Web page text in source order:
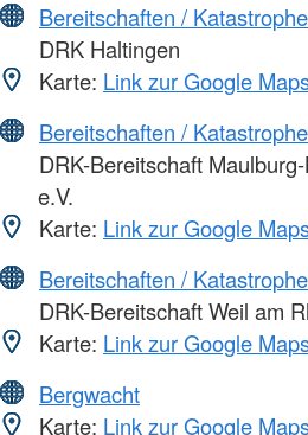
Bereitschaften /
DRK Haltingen
Karte: Link zur Google
Bereitschaften /
DRK-Bereitschaft
e.V.
Karte: Link zur Google
Bereitschaften /
DRK-Bereitschaft Weil am
Karte: Link zur Google
Bergwacht
Karte: Link zur Google